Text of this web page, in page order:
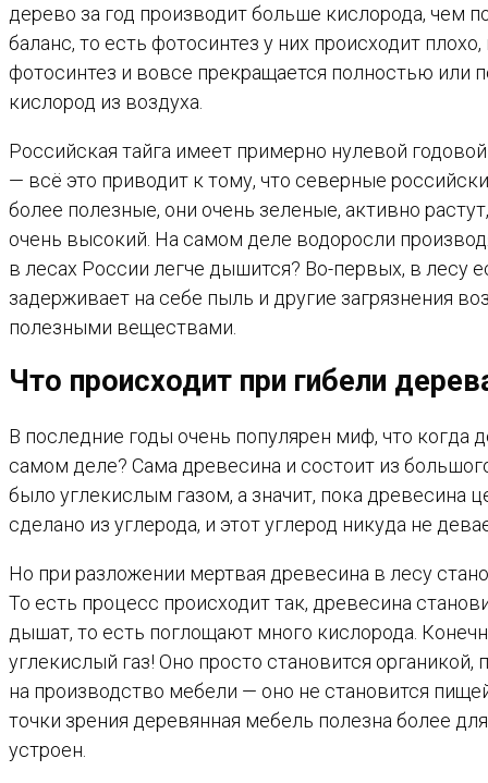
дерево за год производит больше кислорода, чем
баланс, то есть фотосинтез у них происходит
фотосинтез и вовсе прекращается полностью или
кислород из воздуха.
Российская тайга имеет примерно нулевой
— всё это приводит к тому, что северные
более полезные, они очень зеленые, активно
очень высокий. На самом деле водоросли
в лесах России легче дышится? Во-первых, в лесу
задерживает на себе пыль и другие загрязнения
полезными веществами.
Что происходит при гибели
В последние годы очень популярен миф, что когда
самом деле? Сама древесина и состоит из
было углекислым газом, а значит, пока древесина
сделано из углерода, и этот углерод никуда не
Но при разложении мертвая древесина в лесу
То есть процесс происходит так, древесина
дышат, то есть поглощают много кислорода.
углекислый газ! Оно просто становится
на производство мебели — оно не становится
точки зрения деревянная мебель полезна более
устроен.